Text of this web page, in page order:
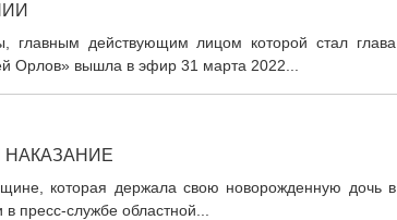
действующим лицом которой стал глава
Орлов» вышла в эфир 31 марта 2022...
которая держала свою новорожденную дочь в
пресс-службе областной...